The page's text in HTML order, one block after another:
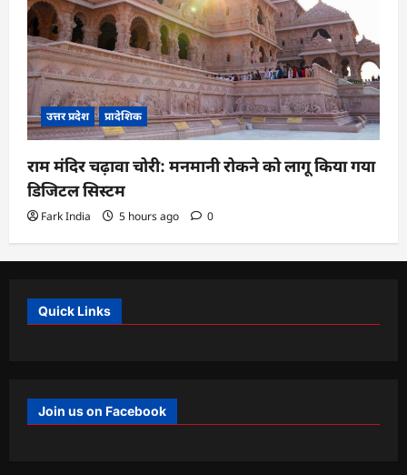
उत्तर प्रदेश प्रादेशिक
राम मंदिर चढ़ावा चोरी: मनमानी रोकने को लागू किया गया
डिजिटल सिस्टम
Fark India 5 hours ago 0
Quick Links
Join us on Facebook